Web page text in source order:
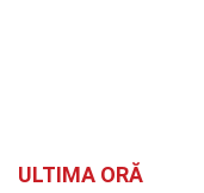
ULTIMA ORĂ